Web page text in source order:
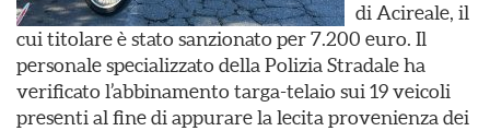
di Acireale, il
cui titolare è stato sanzionato per 7.200 euro. Il
personale specializzato della Polizia Stradale ha
verificato l’abbinamento targa-telaio sui 19 veicoli
presenti al fine di appurare la lecita provenienza dei